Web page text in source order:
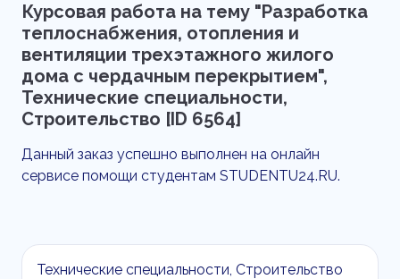
Курсовая работа на тему "Разработка
теплоснабжения, отопления и
вентиляции трехэтажного жилого
дома с чердачным перекрытием",
Технические специальности,
Строительство [ID 6564]
Данный заказ успешно выполнен на онлайн
сервисе помощи студентам STUDENTU24.RU.
Технические специальности, Строительство